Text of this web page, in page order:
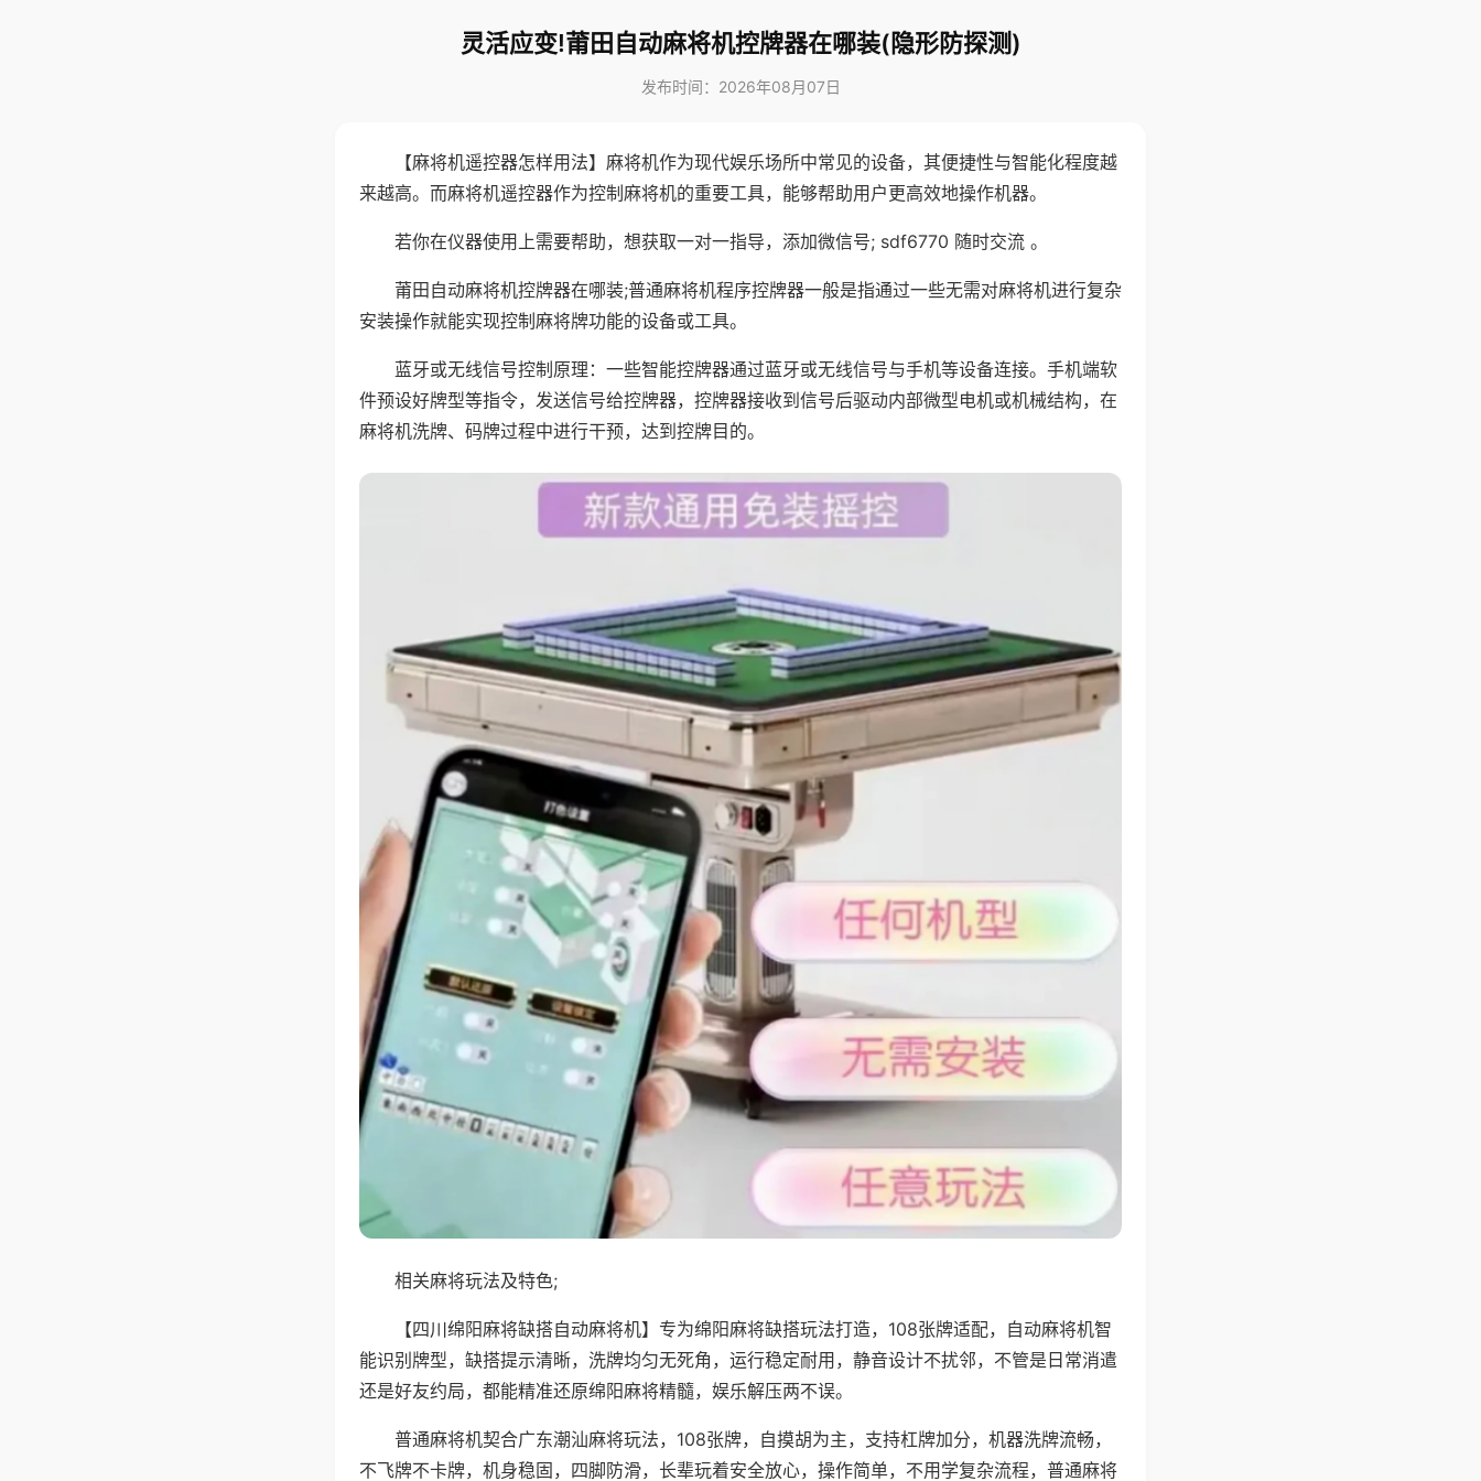
灵活应变!莆田自动麻将机控牌器在哪装(隐形防探测)
发布时间：2026年08月07日
【麻将机遥控器怎样用法】麻将机作为现代娱乐场所中常见的设备，其便捷性与智能化程度越
来越高。而麻将机遥控器作为控制麻将机的重要工具，能够帮助用户更高效地操作机器。
若你在仪器使用上需要帮助，想获取一对一指导，添加微信号; sdf6770 随时交流 。
莆田自动麻将机控牌器在哪装;普通麻将机程序控牌器一般是指通过一些无需对麻将机进行复杂
安装操作就能实现控制麻将牌功能的设备或工具。
蓝牙或无线信号控制原理：一些智能控牌器通过蓝牙或无线信号与手机等设备连接。手机端软
件预设好牌型等指令，发送信号给控牌器，控牌器接收到信号后驱动内部微型电机或机械结构，在
麻将机洗牌、码牌过程中进行干预，达到控牌目的。
相关麻将玩法及特色;
【四川绵阳麻将缺搭自动麻将机】专为绵阳麻将缺搭玩法打造，108张牌适配，自动麻将机智
能识别牌型，缺搭提示清晰，洗牌均匀无死角，运行稳定耐用，静音设计不扰邻，不管是日常消遣
还是好友约局，都能精准还原绵阳麻将精髓，娱乐解压两不误。
普通麻将机契合广东潮汕麻将玩法，108张牌，自摸胡为主，支持杠牌加分，机器洗牌流畅，
不飞牌不卡牌，机身稳固，四脚防滑，长辈玩着安全放心，操作简单，不用学复杂流程，普通麻将